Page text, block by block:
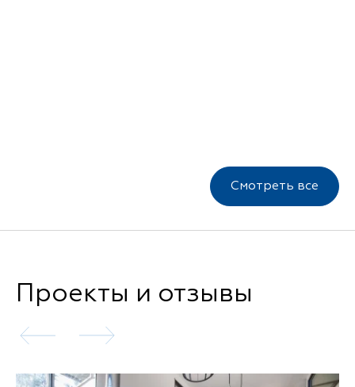
Смотреть все
Проекты и отзывы